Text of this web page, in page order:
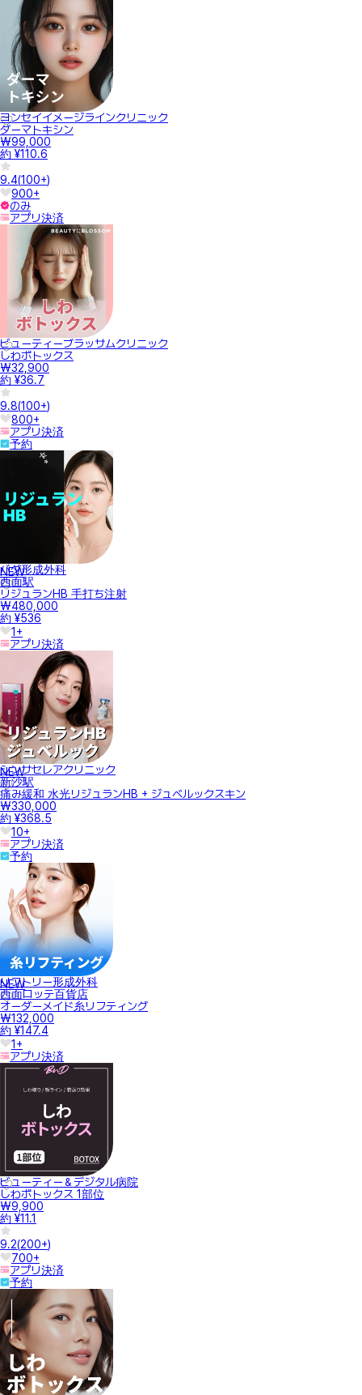
ヨンセイイメージラインクリニック
ダーマトキシン
₩99,000
約 ¥110.6
9.4(100+)
900+
のみ
アプリ決済
ビューティーブラッサムクリニック
しわボトックス
₩32,900
約 ¥36.7
9.8(100+)
800+
アプリ決済
予約
NEW
バダ形成外科
西面駅
リジュランHB 手打ち注射
₩480,000
約 ¥536
1+
アプリ決済
NEW
シンサセレアクリニック
新沙駅
痛み緩和 水光リジュランHB + ジュベルックスキン
₩330,000
約 ¥368.5
10+
アプリ決済
予約
NEW
リフトリー形成外科
西面ロッテ百貨店
オーダーメイド糸リフティング
₩132,000
約 ¥147.4
1+
アプリ決済
ビューティー＆デジタル病院
しわボトックス 1部位
₩9,900
約 ¥11.1
9.2(200+)
700+
アプリ決済
予約